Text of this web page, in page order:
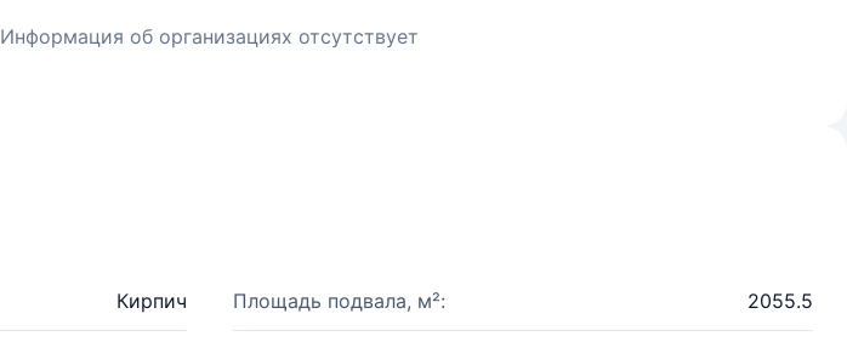
Информация об организациях отсутствует
Кирпич Площадь подвала, м²: 2055.5